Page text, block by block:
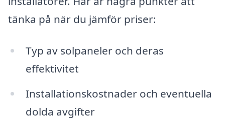
tänka på när du jämför priser:
Typ av solpaneler och deras
effektivitet
Installationskostnader och eventuella
dolda avgifter